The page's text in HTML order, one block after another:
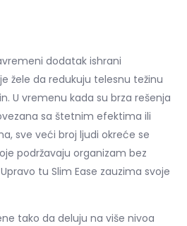
dodatak ishrani
žele da redukuju telesnu težinu
U vremenu kada su brza rešenja
sa štetnim efektima ili
sve veći broj ljudi okreće se
podržavaju organizam bez
tu Slim Ease zauzima svoje
tako da deluju na više nivoa